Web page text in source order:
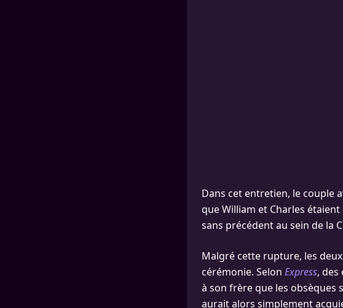
Dans cet entretien, le couple
que William et Charles
sans précédent au sein de la
Malgré cette rupture, les
cérémonie. Selon Express,
à son frère que les obsèques
aurait alors simplement